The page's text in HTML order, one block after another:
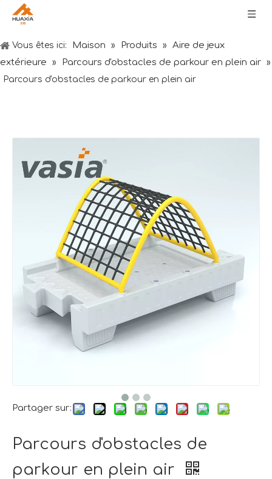
Vous êtes ici: Maison » Produits »
Aire de jeux
extérieure
» Parcours d'obstacles de parkour en plein air »
Parcours d'obstacles de parkour en plein air
Partager sur:
Parcours d'obstacles de
parkour en plein air